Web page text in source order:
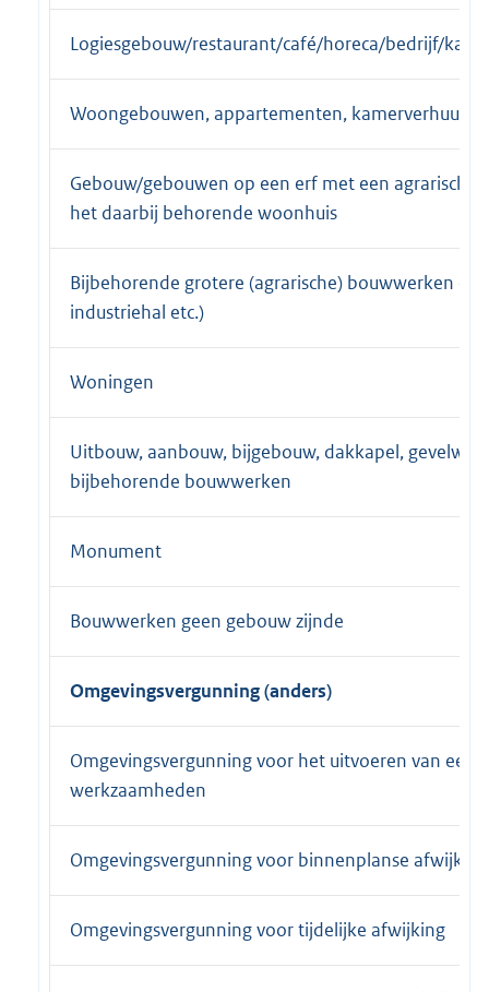
Logiesgebouw/restaurant/café/horeca/bedrijf/
Woongebouwen, appartementen, kamerverhuur
Gebouw/gebouwen op een erf met een agrarische
het daarbij behorende woonhuis
Bijbehorende grotere (agrarische) bouwwerken
industriehal etc.)
Woningen
Uitbouw, aanbouw, bijgebouw, dakkapel,
bijbehorende bouwwerken
Monument
Bouwwerken geen gebouw zijnde
Omgevingsvergunning (anders)
Omgevingsvergunning voor het uitvoeren van een
werkzaamheden
Omgevingsvergunning voor binnenplanse afwijking
Omgevingsvergunning voor tijdelijke afwijking